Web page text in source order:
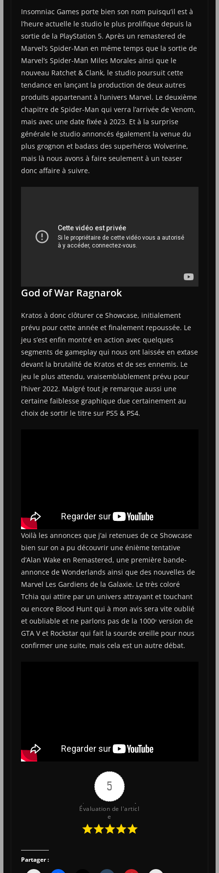
Insomniac Games porte bien son nom puisqu’il est à
l’heure actuelle le studio le plus prolifique depuis la
sortie de la PlayStation 5. Après un remastered de
Marvel’s Spider-Man en même temps que la sortie de
Marvel’s Spider-Man Miles Morales ainsi que le
nouveau Ratchet & Clank, le studio poursuit cette
tendance en lançant la production de deux autres
produits appartenant à l’univers Marvel. Le deuxième
chapitre de Spider-Man qui verra l’arrivée de Venom,
mais avec une date fixée à 2023. Et à la surprise
générale le studio annoncés également la venue du
plus grognon et badass des superhéros Wolverine,
mais là nous avons à faire seulement à un teaser
donc affaire à suivre.
God of War Ragnarok
Kratos à donc clôturer ce Showcase, initialement
prévu pour cette année et finalement repoussée. Le
jeu s’est enfin montré en action avec quelques
segments de gameplay qui nous ont laissée en extase
devant la brutalité de Kratos et de ses ennemis. Le
jeu le plus attendu, vraisemblablement prévu pour
l’hiver 2022. Malgré tout je remarque aussi une
certaine faiblesse graphique due certainement au
choix de sortir le titre sur PS5 & PS4.
Voilà les annonces que j’ai retenues de ce Showcase
bien sur on a pu découvrir une énième tentative
d’Alan Wake en Remastered, une première bande-
annonce de Wonderlands ainsi que des nouvelles de
Marvel Les Gardiens de la Galaxie. Le très coloré
Tchia qui attire par un univers attrayant et touchant
ou encore Blood Hunt qui à mon avis sera vite oublié
et oubliable et ne parlons pas de la 1000ᵉ version de
GTA V et Rockstar qui fait la sourde oreille pour nous
confirmer une suite, mais cela est un autre débat.
5
Évaluation de l'articl
e
Partager :